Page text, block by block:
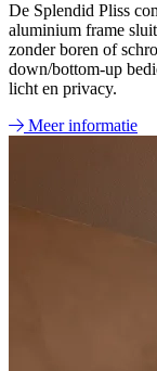
De Splendid Pliss
aluminium frame
zonder boren of
down/bottom-up
licht en privacy.
Meer informatie